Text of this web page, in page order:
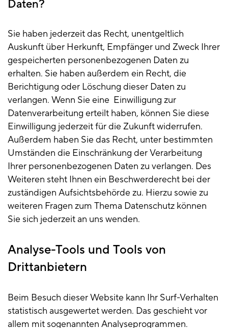
Daten?
Sie haben jederzeit das Recht, unentgeltlich
Auskunft über Herkunft, Empfänger und Zweck Ihrer
gespeicherten personenbezogenen Daten zu
erhalten. Sie haben außerdem ein Recht, die
Berichtigung oder Löschung dieser Daten zu
verlangen. Wenn Sie eine Einwilligung zur
Datenverarbeitung erteilt haben, können Sie diese
Einwilligung jederzeit für die Zukunft widerrufen.
Außerdem haben Sie das Recht, unter bestimmten
Umständen die Einschränkung der Verarbeitung
Ihrer personenbezogenen Daten zu verlangen. Des
Weiteren steht Ihnen ein Beschwerderecht bei der
zuständigen Aufsichtsbehörde zu. Hierzu sowie zu
weiteren Fragen zum Thema Datenschutz können
Sie sich jederzeit an uns wenden.
Analyse-Tools und Tools von
Drittanbietern
Beim Besuch dieser Website kann Ihr Surf-Verhalten
statistisch ausgewertet werden. Das geschieht vor
allem mit sogenannten Analyseprogrammen.